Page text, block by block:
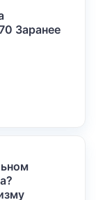
Заранее